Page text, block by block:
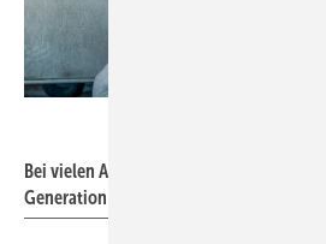
Bei vielen Anlagen wurden EC- durch
Generation getauscht.